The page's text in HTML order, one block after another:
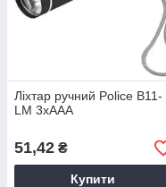
Ліхтар ручний Police B11-
LM 3хААА
51,42 ₴
Купити